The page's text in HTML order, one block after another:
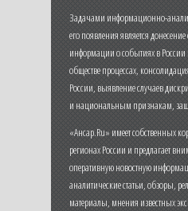
Задачами информационно-
его появления является
информации о событиях в
обществе процессах,
России, выявление случаев
и национальным признакам,
«Ансар.Ru» имеет собственных
регионах России и предлагает
оперативную новостную
аналитические статьи, обзоры,
материалы, мнения известных